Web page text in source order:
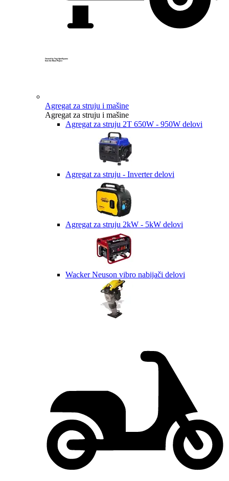
Created by Yogi Aprelliyanto
from the Noun Project
Agregat za struju i mašine
Agregat za struju i mašine
Agregat za struju 2T 650W - 950W delovi
Agregat za struju - Inverter delovi
Agregat za struju 2kW - 5kW delovi
Wacker Neuson vibro nabijači delovi